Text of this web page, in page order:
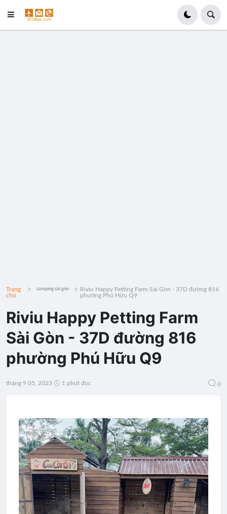
Trang
chủ
camping sài gòn
Riviu Happy Petting Farm Sài Gòn - 37D đường 816
phường Phú Hữu Q9
Riviu Happy Petting Farm
Sài Gòn - 37D đường 816
phường Phú Hữu Q9
tháng 9 05, 2023 1 phút đọc 0